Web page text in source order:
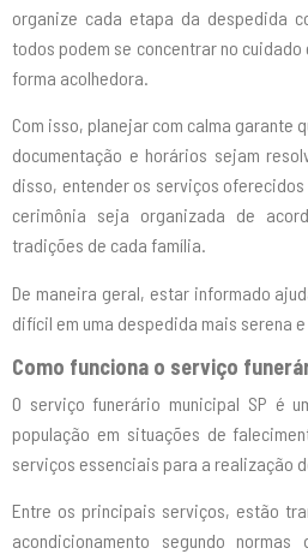
organize cada etapa da despedida
todos podem se concentrar no
forma acolhedora.
Com isso, planejar com calma garante
documentação e horários sejam
disso, entender os serviços
cerimônia seja organizada de
tradições de cada família.
De maneira geral, estar informado
difícil em uma despedida mais serena
Como funciona o serviço
O serviço funerário municipal SP é
população em situações de
serviços essenciais para a realização
Entre os principais serviços, estão
acondicionamento segundo